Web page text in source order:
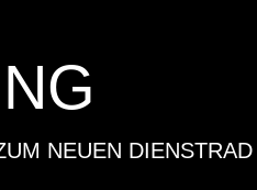
NEUEN DIENSTRAD